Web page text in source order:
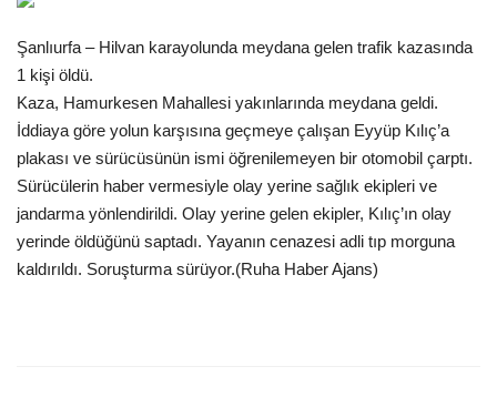
Spor
Gündem
Tekno Bilim
Ekonomi
Galeriler
Şanlıurfa – Hilvan karayolunda meydana gelen trafik kazasında
1 kişi öldü.
Kaza, Hamurkesen Mahallesi yakınlarında meydana geldi.
İddiaya göre yolun karşısına geçmeye çalışan Eyyüp Kılıç’a
plakası ve sürücüsünün ismi öğrenilemeyen bir otomobil çarptı.
Sürücülerin haber vermesiyle olay yerine sağlık ekipleri ve
jandarma yönlendirildi. Olay yerine gelen ekipler, Kılıç’ın olay
yerinde öldüğünü saptadı. Yayanın cenazesi adli tıp morguna
kaldırıldı. Soruşturma sürüyor.(Ruha Haber Ajans)